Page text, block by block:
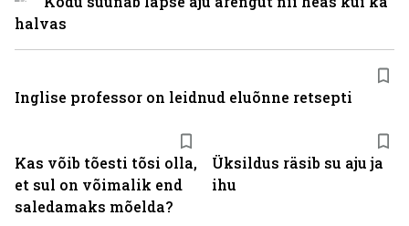
Kas võib tõesti tõsi olla,
et sul on võimalik end
saledamaks mõelda?
Üksildus räsib su aju ja
ihu
halvas
Inglise professor on leidnud eluõnne retsepti